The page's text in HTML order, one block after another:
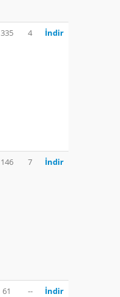
335 4 İndir
146 7 İndir
61 -- İndir